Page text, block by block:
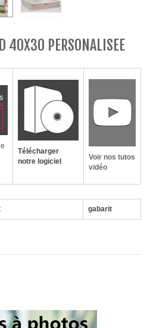
40X30 PERSONALISEE
Télécharger
notre logiciel
Voir nos tutos
vidéo
gabarit